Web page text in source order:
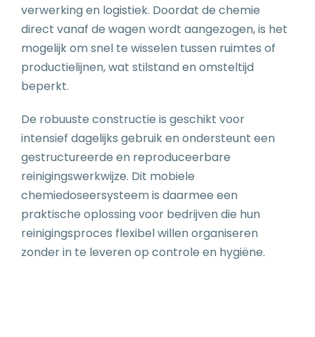
verwerking en logistiek. Doordat de chemie
direct vanaf de wagen wordt aangezogen, is het
mogelijk om snel te wisselen tussen ruimtes of
productielijnen, wat stilstand en omsteltijd
beperkt.
De robuuste constructie is geschikt voor
intensief dagelijks gebruik en ondersteunt een
gestructureerde en reproduceerbare
reinigingswerkwijze. Dit mobiele
chemiedoseersysteem is daarmee een
praktische oplossing voor bedrijven die hun
reinigingsproces flexibel willen organiseren
zonder in te leveren op controle en hygiëne.